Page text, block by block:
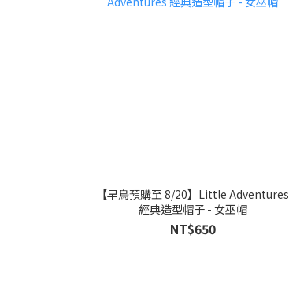
【早鳥預購至 8/20】Little Adventures
經典造型帽子 - 女巫帽
NT$650